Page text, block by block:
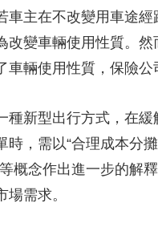
車主在不改變用車途
改變車輛使用性質。
車輛使用性質，保險公
新型出行方式，在緩
時，需以“合理成本分
等概念作出進一步的
需求。